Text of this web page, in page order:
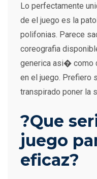
Lo perfectamente
de el juego es la
polifonias. Parece
coreografia
generica asi� como
en el juego. Prefiero
transpirado poner la
?Que
juego
eficaz?